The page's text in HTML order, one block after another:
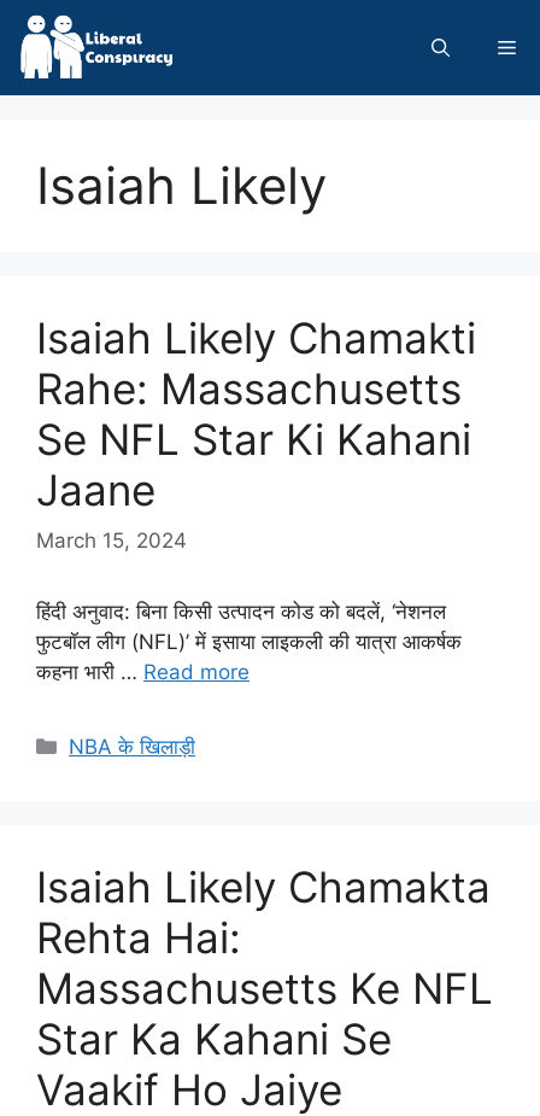
Skip
content
Isaiah Likely
Isaiah Likely Chamakti
Rahe: Massachusetts
Se NFL Star Ki Kahani
Jaane
March 15, 2024
हिंदी अनुवाद: बिना किसी उत्पादन कोड को बदलें, ‘नेशनल
फुटबॉल लीग (NFL)’ में इसाया लाइकली की यात्रा आकर्षक
कहना भारी … Read more
Categories
NBA के खिलाड़ी
Isaiah Likely Chamakta
Rehta Hai:
Massachusetts Ke NFL
Star Ka Kahani Se
Vaakif Ho Jaiye